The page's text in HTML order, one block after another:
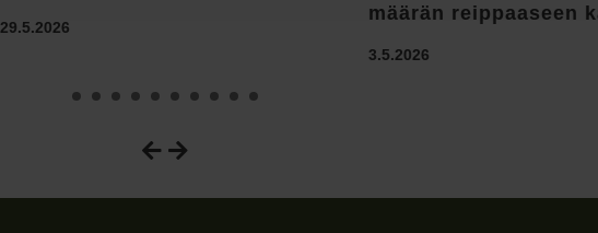
29.5.2026
määrän reippaaseen
3.5.2026